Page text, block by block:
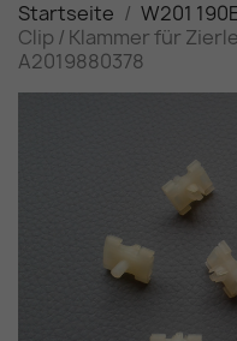
Startseite W201
Clip / Klammer für
A2019880378